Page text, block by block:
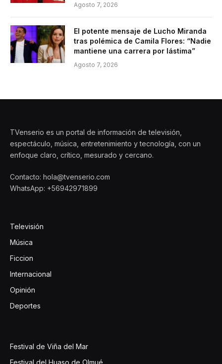
Agosto 7, 2026
El potente mensaje de Lucho Miranda
tras polémica de Camila Flores: “Nadie
mantiene una carrera por lástima”
Agosto 7, 2026
TVenserio es un portal de información de televisión,
espectáculo, música, entretenimiento y tecnología, con un
enfoque claro, crítico, mesurado y cercano.
Contacto: hola@tvenserio.com
WhatsApp: +56942971899
Televisión
Música
Ficcion
Internacional
Opinión
Deportes
Festival de Viña del Mar
Festival del Huaso de Olmué